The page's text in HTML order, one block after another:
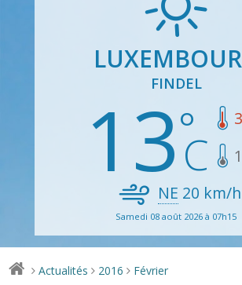
FINDEL
13
NE 20 km/h
Samedi 08 août 2026 à 07h15
> Actualités > 2016 > Février